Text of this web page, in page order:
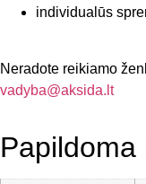
individualūs
Neradote reikiamo
vadyba@aksida.lt